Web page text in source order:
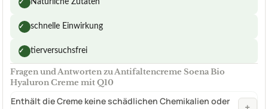
✓
✓ schnelle Einwirkung
✓ tierversuchsfrei
Fragen und Antworten zu Antifaltencreme Soena Bio
Hyaluron Creme mit Q10
Enthält die Creme keine schädlichen Chemikalien oder